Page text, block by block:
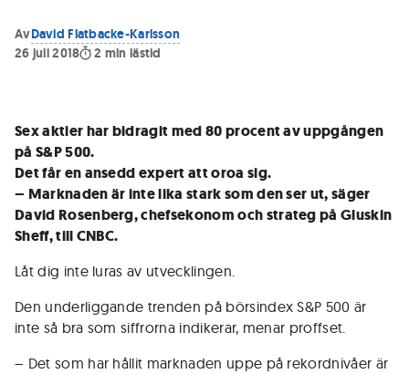
AvDavid Flatbacke-Karlsson
26 juli 2018
2 min lästid
Sex aktier har bidragit med 80 procent av uppgången
på S&P 500.
Det får en ansedd expert att oroa sig.
– Marknaden är inte lika stark som den ser ut, säger
David Rosenberg, chefsekonom och strateg på Gluskin
Sheff, till CNBC.
Låt dig inte luras av utvecklingen.
Den underliggande trenden på börsindex S&P 500 är
inte så bra som siffrorna indikerar, menar proffset.
– Det som har hållit marknaden uppe på rekordnivåer är